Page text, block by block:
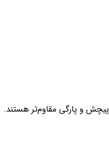
و پارگی مقاوم‌تر هستند.